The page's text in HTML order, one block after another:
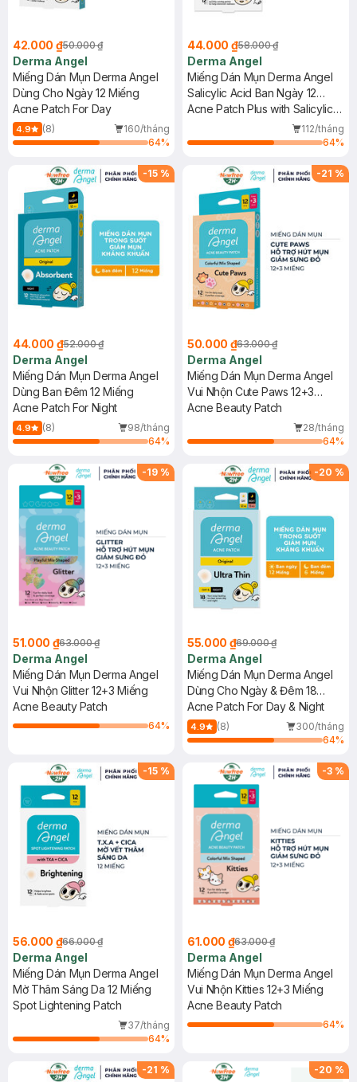
42.000 ₫50.000 ₫
Derma Angel
Miếng Dán Mụn Derma Angel
Dùng Cho Ngày 12 Miếng
Acne Patch For Day
4.9 (8)
160/tháng
64%
44.000 ₫58.000 ₫
Derma Angel
Miếng Dán Mụn Derma Angel
Salicylic Acid Ban Ngày 12
Miếng
Acne Patch Plus with Salicylic
112/tháng
64%
-15 %
44.000 ₫52.000 ₫
Derma Angel
Miếng Dán Mụn Derma Angel
Dùng Ban Đêm 12 Miếng
Acne Patch For Night
4.9 (8)
98/tháng
64%
-21 %
50.000 ₫63.000 ₫
Derma Angel
Miếng Dán Mụn Derma Angel
Vui Nhộn Cute Paws 12+3
Miếng
Acne Beauty Patch
28/tháng
64%
-19 %
51.000 ₫63.000 ₫
Derma Angel
Miếng Dán Mụn Derma Angel
Vui Nhộn Glitter 12+3 Miếng
Acne Beauty Patch
64%
-20 %
55.000 ₫69.000 ₫
Derma Angel
Miếng Dán Mụn Derma Angel
Dùng Cho Ngày & Đêm 18
Miếng
Acne Patch For Day & Night
4.9 (8)
300/tháng
64%
-15 %
56.000 ₫66.000 ₫
Derma Angel
Miếng Dán Mụn Derma Angel
Mờ Thâm Sáng Da 12 Miếng
Spot Lightening Patch
37/tháng
64%
-3 %
61.000 ₫63.000 ₫
Derma Angel
Miếng Dán Mụn Derma Angel
Vui Nhộn Kitties 12+3 Miếng
Acne Beauty Patch
64%
-21 % -20 %